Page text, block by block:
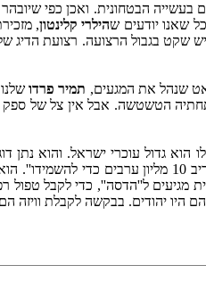
בעשייה הבטחונית. ואכן כפי
שאנו יודעים שהילרי קלינטון,
הרצועה. רצועת הדיג של דייגי עזה
שנהל את המגעים, תמיר פרדו
הטשטשה. אבל אין צל של
גדול עוכרי ישראל. והוא
אמר פעם כי ''היהודים הם סרטן ששווה
יהודים. בבקשה לקבלת וויזה